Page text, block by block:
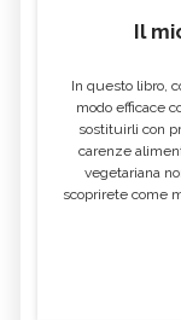
Il
In questo libro,
modo efficace
sostituirli con
carenze
vegetariana
scoprirete come